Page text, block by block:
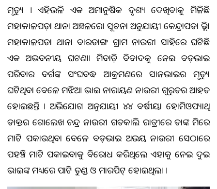
ମୃତ୍ୟୁ । ଏହିଭଳି ଏକ ଅମାନୁଷିକ ଦୃଶ୍ୟ ଦେଖିବାକୁ ମିଳିଛି
ମହାକାଳପଡ଼ା ଥାନା ଅଞ୍ଚଳରେ। ସୂଚନା ଅନୁଯାୟୀ କେନ୍ଦ୍ରାପଡା ଜିଲ୍ଲା
ମହାକାଳପଡା ଥାନା ବାରଡାଙ୍ଗ ଗ୍ରାମ ନାଉରୀ ସାହିରେ ଘଟିଛି
ଏକ ଅଭବନୀୟ ଘଟଣା। ଜମିବାଡ଼ି ବିବାଦକୁ ନେଇ ବଡ଼ଭାଇ
ପରିବାର ବର୍ଗଙ୍କ ସଂଘବଦ୍ଧ ଆକ୍ରମଣରେ ସାନଭାଇର ମୃତ୍ୟୁ
ଘଟିଥିବା ବେଳେ ମଝିଆ ଭାଇ ନାରାୟଣ ନାଉରୀ ଗୁରୁତର ଆହତ
ହୋଇଛନ୍ତି । ଅଭିଯୋଗ ଅନୁଯାୟୀ ୪୪ ବର୍ଷୀୟା ହୋମିଓପ୍ୟାଥି
ଡାକ୍ତର ଗୋଲେଖ ଚନ୍ଦ୍ର ନାଉରୀ ଗତକାଲି ରାତ୍ରୀରେ ତାଙ୍କ ଜମିରେ
ମାଟି ପକାଉଥିବା ବେଳେ ବଡ଼ଭାଇ ଅଭୟ ନାଉରୀ ସେଠାରେ
ପହଞ୍ଚି ମାଟି ପକାଇବାକୁ ବିରୋଧ କରିଥିଲେ ଏହାକୁ ନେଇ ଦୁଇ
ଭାଇଙ୍କ ମଧ୍ୟରେ ପାଟି ତୁଣ୍ଡ ଓ ମାରପିଟ୍ ହୋଇଥିଲା ।